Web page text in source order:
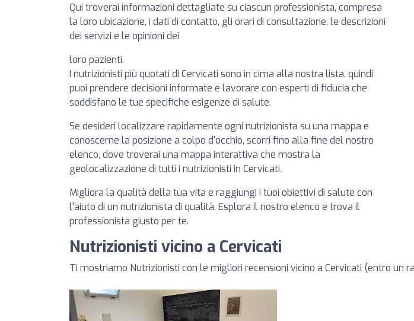
Qui troverai informazioni dettagliate su ciascun professionista, compresa
la loro ubicazione, i dati di contatto, gli orari di consultazione, le descrizioni
dei servizi e le opinioni dei
loro pazienti.
I nutrizionisti più quotati di Cervicati sono in cima alla nostra lista, quindi
puoi prendere decisioni informate e lavorare con esperti di fiducia che
soddisfano le tue specifiche esigenze di salute.
Se desideri localizzare rapidamente ogni nutrizionista su una mappa e
conoscerne la posizione a colpo d'occhio, scorri fino alla fine del nostro
elenco, dove troverai una mappa interattiva che mostra la
geolocalizzazione di tutti i nutrizionisti in Cervicati.
Migliora la qualità della tua vita e raggiungi i tuoi obiettivi di salute con
l'aiuto di un nutrizionista di qualità. Esplora il nostro elenco e trova il
professionista giusto per te.
Nutrizionisti vicino a Cervicati
Ti mostriamo Nutrizionisti con le migliori recensioni vicino a Cervicati (entro un